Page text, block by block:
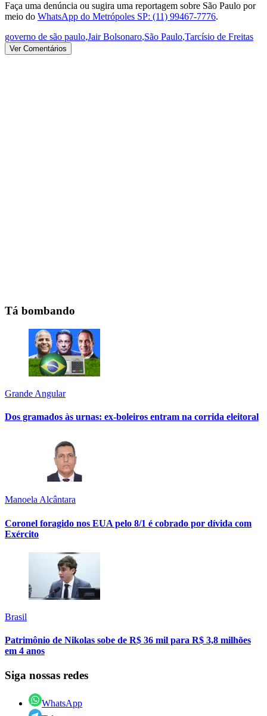
Faça uma denúncia ou sugira uma reportagem sobre São Paulo por
meio do WhatsApp do Metrópoles SP: (11) 99467-7776.
governo de são paulo,Jair Bolsonaro,São Paulo,Tarcísio de Freitas
Ver Comentários
Tá bombando
Grande Angular
Dos gramados às urnas: ex-boleiros entram na corrida eleitoral
Manoela Alcântara
Coronel foragido nos EUA pelo 8/1 é cobrado por dívida com
Exército
Brasil
Patrimônio de Nikolas sobe de R$ 36 mil para R$ 3,8 milhões
em 4 anos
Siga nossas redes
WhatsApp